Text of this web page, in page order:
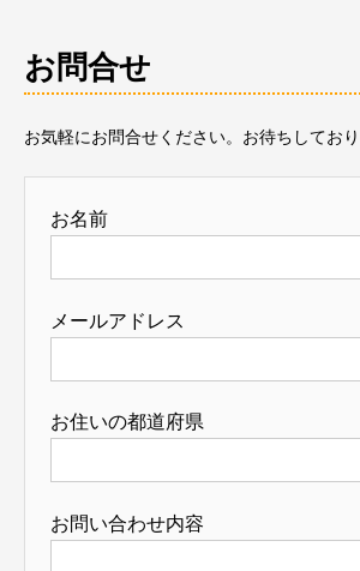
お問合せ
お気軽にお問合せください。お待ちしており
お名前
メールアドレス
お住いの都道府県
お問い合わせ内容